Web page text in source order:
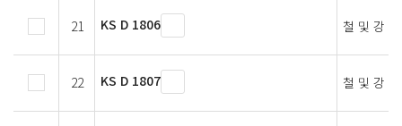
21 KS D 1806 철 및 강 —
22 KS D 1807 철 및 강 —